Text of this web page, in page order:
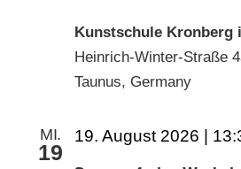
Kunstschule Kronberg
Heinrich-Winter-Straße
Taunus, Germany
MI.
19
19. August 2026 |